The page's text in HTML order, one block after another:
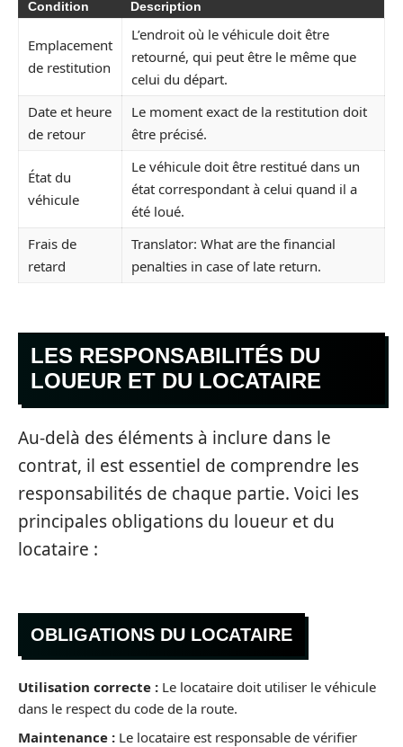
Condition Description
Emplacement
de restitution
L’endroit où le véhicule doit être
retourné, qui peut être le même que
celui du départ.
Date et heure
de retour
Le moment exact de la restitution doit
être précisé.
État du
véhicule
Le véhicule doit être restitué dans un
état correspondant à celui quand il a
été loué.
Frais de
retard
Translator: What are the financial
penalties in case of late return.
LES RESPONSABILITÉS DU
LOUEUR ET DU LOCATAIRE
Au-delà des éléments à inclure dans le
contrat, il est essentiel de comprendre les
responsabilités de chaque partie. Voici les
principales obligations du loueur et du
locataire :
OBLIGATIONS DU LOCATAIRE
Utilisation correcte : Le locataire doit utiliser le véhicule
dans le respect du code de la route.
Maintenance : Le locataire est responsable de vérifier